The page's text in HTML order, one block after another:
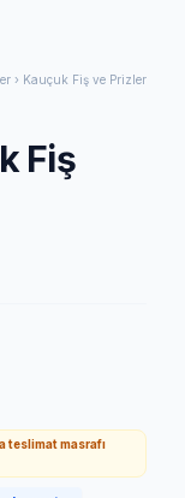
› Kauçuk Fiş ve Prizler
Fiş
teslimat masrafı